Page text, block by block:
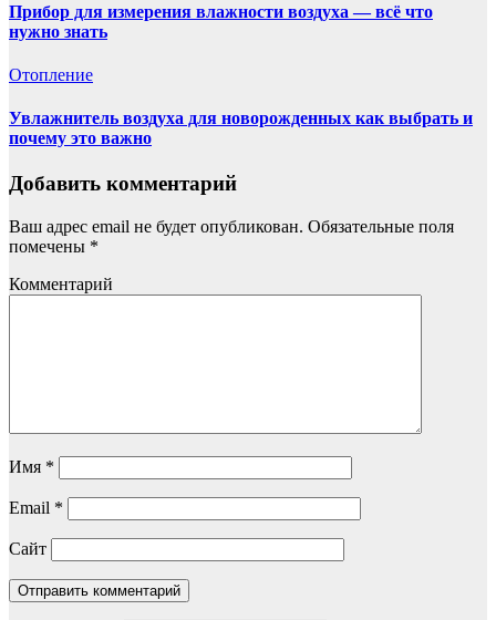
Прибор для измерения влажности воздуха — всё что
нужно знать
Отопление
Увлажнитель воздуха для новорожденных как выбрать и
почему это важно
Добавить комментарий
Ваш адрес email не будет опубликован. Обязательные поля
помечены *
Комментарий
Имя *
Email *
Сайт